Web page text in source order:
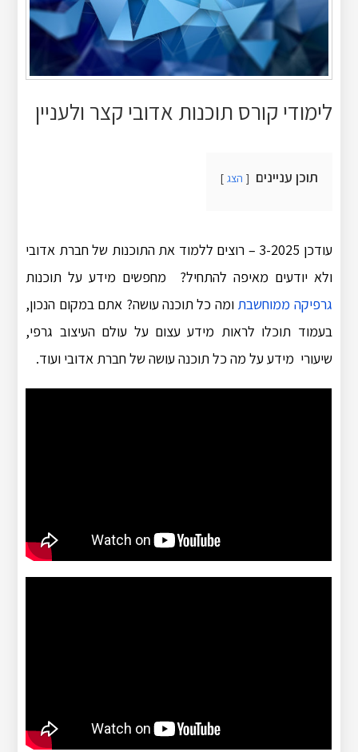
לימודי קורס תוכנות אדובי קצר ולעניין
תוכן עניינים הצג
עודכן 3-2025 – רוצים ללמוד את התוכנות של חברת אדובי
ולא יודעים מאיפה להתחיל? מחפשים מידע על תוכנות
גרפיקה ממוחשבת ומה כל תוכנה עושה? אתם במקום הנכון,
בעמוד תוכלו לראות מידע עצום על עולם העיצוב גרפי,
שיעורי מידע על מה כל תוכנה עושה של חברת אדובי ועוד.